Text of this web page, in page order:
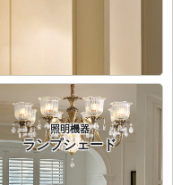
照明機器
ランプシェード